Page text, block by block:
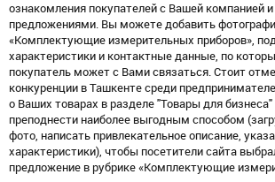
ознакомления покупателей с Вашей компанией
предложениями. Вы можете добавить
«Комплектующие измерительных приборов»,
характеристики и контактные данные, по
покупатель может с Вами связаться. Стоит
конкуренции в Ташкенте среди
о Ваших товарах в разделе "Товары для
преподнести наиболее выгодным способом
фото, написать привлекательное описание,
характеристики), чтобы посетители сайта
предложение в рубрике «Комплектующие